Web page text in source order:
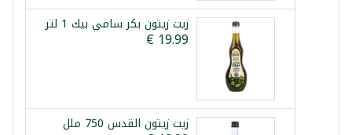
زيت زيتون بكر سامي بيك 1 لتر
زيت زيتون القدس 750 ملل